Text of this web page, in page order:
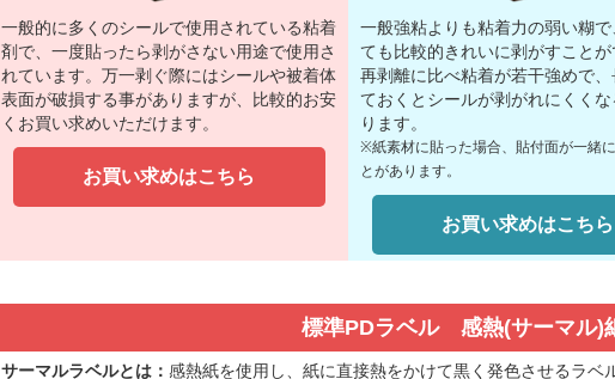
一般的に多くのシールで使用されている粘着
剤で、一度貼ったら剥がさない用途で使用さ
れています。万一剥ぐ際にはシールや被着体
表面が破損する事がありますが、比較的お安
くお買い求めいただけます。
お買い求めはこちら
一般強粘よりも粘着力の弱い糊で
ても比較的きれいに剥がすことが
再剥離に比べ粘着が若干強めで、
ておくとシールが剥がれにくく
ります。
※紙素材に貼った場合、貼付面が一緒
とがあります。
お買い求めはこちら
標準PDラベル 感熱(サーマル
サーマルラベルとは： 感熱紙を使用し、紙に直接熱をかけて黒く発色させるラベ